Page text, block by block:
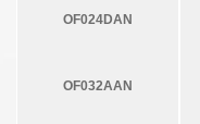
OF024DAN
OF032AAN